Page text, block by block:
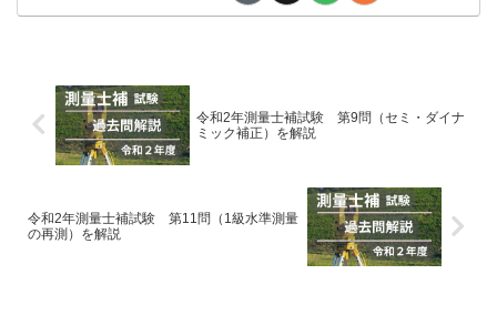
令和2年測量士補試験 第9問（セミ・ダイナ
ミック補正）を解説
令和2年測量士補試験 第11問（1級水準測量
の再測）を解説